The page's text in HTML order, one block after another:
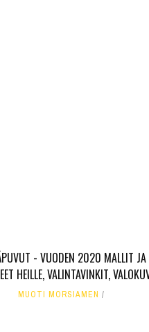
- VUODEN 2020 MALLIT JA
HEILLE, VALINTAVINKIT,
MUOTI MORSIAMEN